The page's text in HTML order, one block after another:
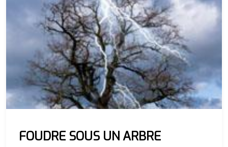
FOUDRE SOUS UN ARBRE